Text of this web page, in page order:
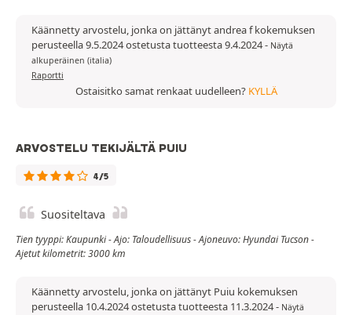
Käännetty arvostelu, jonka on jättänyt andrea f kokemuksen
perusteella 9.5.2024 ostetusta tuotteesta 9.4.2024- Näytä
alkuperäinen (italia)
Raportti
Ostaisitko samat renkaat uudelleen? KYLLÄ
ARVOSTELU TEKIJÄLTÄ PUIU
4/5
Suositeltava
Tien tyyppi: Kaupunki - Ajo: Taloudellisuus - Ajoneuvo: Hyundai Tucson -
Ajetut kilometrit: 3000 km
Käännetty arvostelu, jonka on jättänyt Puiu kokemuksen
perusteella 10.4.2024 ostetusta tuotteesta 11.3.2024- Näytä